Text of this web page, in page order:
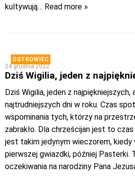
kultywują… Read more »
OSTROWIEC
24 grudnia 2022
Dziś Wigilia, jeden z
Dziś Wigilia, jeden z najpiękniejszych,
najtrudniejszych dni w roku. Czas
wspominania tych, którzy na
zabrakło. Dla chrześcijan jest to
jest takim jedynym wieczorem, kiedy
pierwszej gwiazdki, później Pasterki.
oczekiwania na narodziny Pana